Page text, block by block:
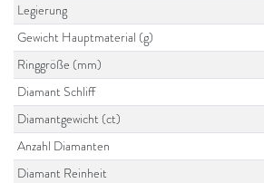
Legierung
Gewicht Hauptmaterial (g)
Ringgröße (mm)
Diamant Schliff
Diamantgewicht (ct)
Anzahl Diamanten
Diamant Reinheit